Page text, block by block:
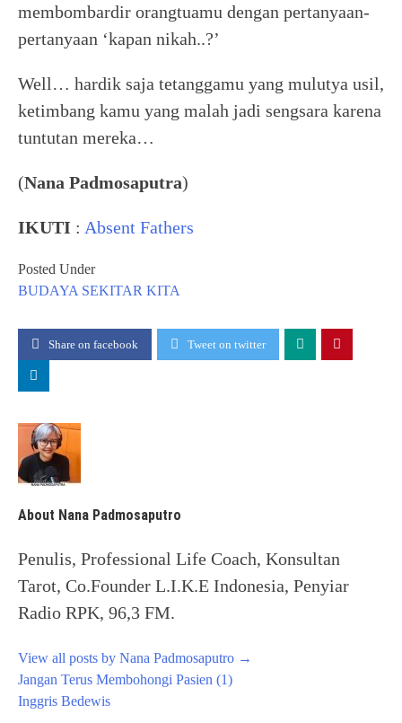
membombardir orangtuamu dengan pertanyaan-
pertanyaan ‘kapan nikah..?’
Well… hardik saja tetanggamu yang mulutya usil,
ketimbang kamu yang malah jadi sengsara karena
tuntutan mereka…
(Nana Padmosaputra)
IKUTI : Absent Fathers
Posted Under
BUDAYA SEKITAR KITA
Share on facebook Tweet on twitter
About Nana Padmosaputro
Penulis, Professional Life Coach, Konsultan
Tarot, Co.Founder L.I.K.E Indonesia, Penyiar
Radio RPK, 96,3 FM.
View all posts by Nana Padmosaputro →
Post
navigation
Jangan Terus Membohongi Pasien (1)
Inggris Bedewis